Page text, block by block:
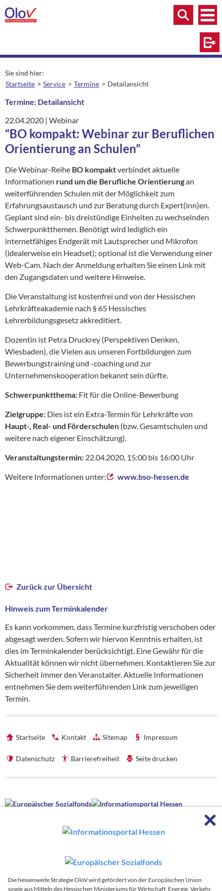
Die hessenweite Strategie OloV wird gefördert von der Europäischen Union
sowie aus Mitteln des Hessischen Ministeriums für Wirtschaft, Energie, Verkehr,
Zum Inhalt springen
Menü
Menü
Suche
Sie sind hier:
Startseite
Service Termine aktuelle Seite:
Detailansicht
Termine: Detailansicht
22.04.2020 | Ort:
Webinar
“BO kompakt: Webinar zur Beruflichen
Orientierung an Schulen”
Die Webinar-Reihe BO kompaktverbindet aktuelle
Informationen rund um die Berufliche Orientierungan
weiterführenden Schulen mit der Möglichkeit zum
Erfahrungsaustausch und zur Beratung durch Expert(inn)en.
Geplant sind ein- bis dreistündige Einheiten zu wechselnden
Schwerpunktthemen. Benötigt wird lediglich ein
internetfähiges Endgerät mit Lautsprecher und Mikrofon
(idealerweise ein Headset); optional ist die Verwendung einer
Web-Cam. Nach der Anmeldung erhalten Sie einen Link mit
den Zugangsdaten und weitere Hinweise.
Die Veranstaltung ist kostenfrei und von der Hessischen
Lehrkräfteakademie nach § 65 Hessisches
Lehrerbildungsgesetz akkreditiert.
Dozentin ist Petra Druckrey (Perspektiven Denken,
Wiesbaden), die Vielen aus unseren Fortbildungen zum
Bewerbungstraining und -coaching und zur
Unternehmenskooperation bekannt sein dürfte.
Schwerpunktthema: Fit für die Online-Bewerbung
Zielgruppe: Dies ist ein Extra-Termin für Lehrkräfte von
Haupt-, Real- und Förderschulen (bzw. Gesamtschulen und
weitere nach eigener Einschätzung).
Veranstaltungstermin: 22.04.2020, 15:00 bis 16:00 Uhr
Weitere Informationen unter: www.bso-hessen.de
Zurück zur Übersicht
Hinweis zum Terminkalender
Es kann vorkommen, dass Termine kurzfristig verschoben oder
abgesagt werden. Sofern wir hiervon Kenntnis erhalten, ist
dies im Terminkalender berücksichtigt. Eine Gewähr für die
Aktualität können wir nicht übernehmen. Kontaktieren Sie zur
Sicherheit immer den Veranstalter. Aktuelle Informationen
entnehmen Sie dem weiterführenden Link zum jeweiligen
Termin.
Startseite Kontakt Sitemap Impressum
Datenschutz Barrierefreiheit Seite drucken
Die hessenweite Strategie OloV wird gefördert von der Europäischen
Union sowie aus Mitteln des Hessischen Ministeriums für Wirtschaft,
Ministeriums für Kultus, Bildung und Chancen.
Die hessenweite Strategie OloV wird koordiniert von: